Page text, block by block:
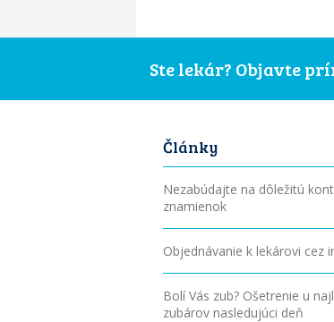
Ste lekár? Objavte
Články
Nezabúdajte na dôležitú
znamienok
Objednávanie k lekárovi cez
Bolí Vás zub? Ošetrenie u
zubárov nasledujúci deň